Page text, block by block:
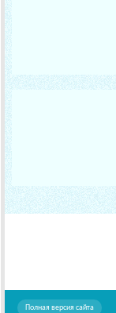
Полная версия сайта